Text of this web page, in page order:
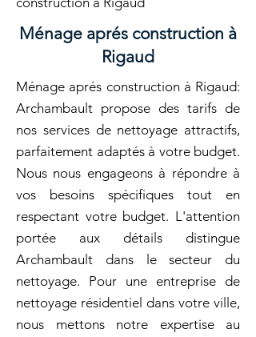
Ménage aprés construction à
Rigaud
Ménage aprés construction à Rigaud:
Archambault propose des tarifs de
nos services de nettoyage attractifs,
parfaitement adaptés à votre budget.
Nous nous engageons à répondre à
vos besoins spécifiques tout en
respectant votre budget. L'attention
portée aux détails distingue
Archambault dans le secteur du
nettoyage. Pour une entreprise de
nettoyage résidentiel dans votre ville,
nous mettons notre expertise au